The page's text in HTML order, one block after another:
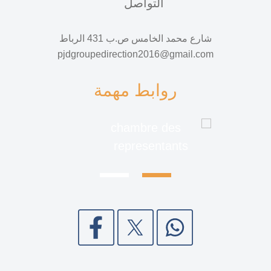
التواصل
شارع محمد الخامس ص‫.‬ب 431 الرباط
pjdgroupedirection2016@gmail.com
روابط مهمة